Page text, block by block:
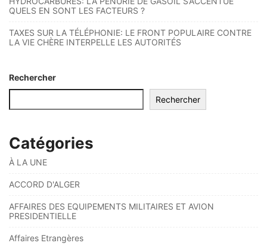
QUELS EN SONT LES FACTEURS ?
TAXES SUR LA TÉLÉPHONIE: LE FRONT POPULAIRE CONTRE
LA VIE CHÈRE INTERPELLE LES AUTORITÉS
Rechercher
Rechercher
Catégories
À LA UNE
ACCORD D'ALGER
AFFAIRES DES EQUIPEMENTS MILITAIRES ET AVION
PRESIDENTIELLE
Affaires Etrangères